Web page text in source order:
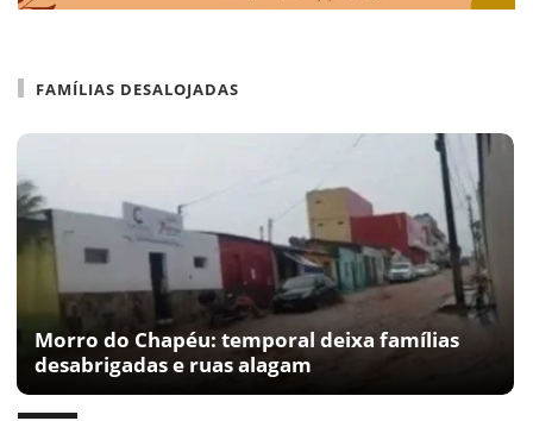
FAMÍLIAS DESALOJADAS
Morro do Chapéu: temporal deixa famílias
desabrigadas e ruas alagam